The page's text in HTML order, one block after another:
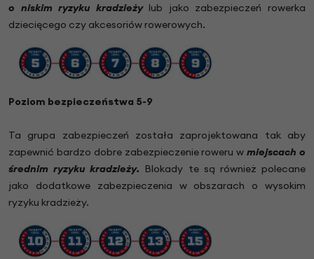
o niskim ryzyku kradzieżylub jako zabezpieczeń rowerka
dziecięcego czy akcesoriów rowerowych.
Poziom bezpieczeństwa 5-9
Ta grupa zabezpieczeń została zaprojektowana tak aby
zapewnić bardzo dobre zabezpieczenie roweru wmiejscach o
średnim ryzyku kradzieży. Blokady te są również polecane
jako dodatkowe zabezpieczenia w obszarach o wysokim
ryzyku kradzieży.